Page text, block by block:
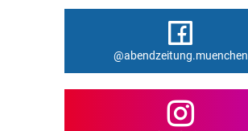
@abendzeitung.muenchen